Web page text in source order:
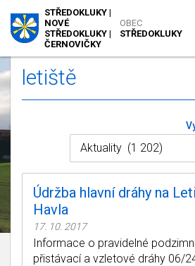
OBEC
STŘEDOKLUKY
STŘEDOKLUKY |
NOVÉ
STŘEDOKLUKY |
ČERNOVIČKY
letiště
Údržba hlavní dráhy na
Havla
17. 10. 2017
Informace o pravidelné
přistávací a vzletové dráhy 06/